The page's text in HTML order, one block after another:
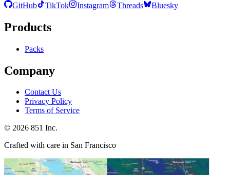
GitHub
TikTok Instagram Threads Bluesky
Products
Packs
Company
Contact Us
Privacy Policy
Terms of Service
© 2026 851 Inc.
Crafted with care in San Francisco